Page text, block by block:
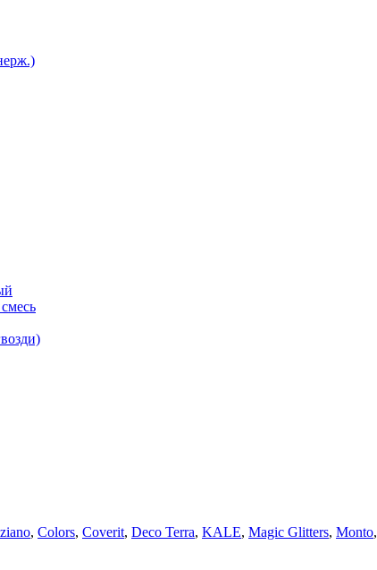
, Colors, Coverit, Deco Terra, KALE, Magic Glitters, Monto,